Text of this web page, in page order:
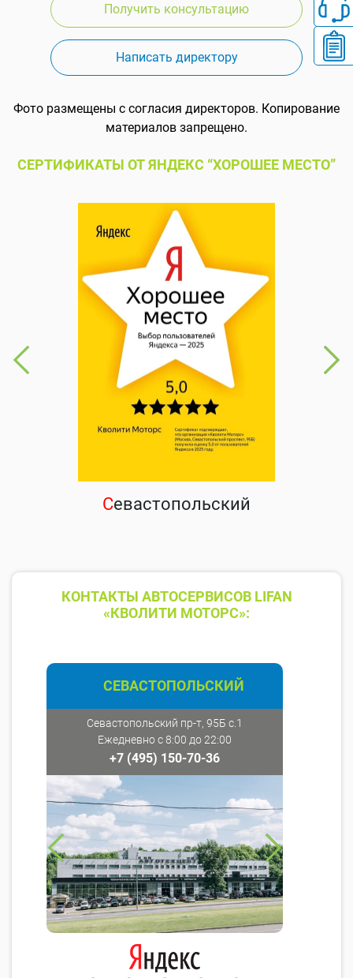
Получить консультацию
Написать директору
Фото размещены с согласия директоров. Копирование
материалов запрещено.
СЕРТИФИКАТЫ ОТ ЯНДЕКС “ХОРОШЕЕ МЕСТО”
Севастопольский
КОНТАКТЫ АВТОСЕРВИСОВ LIFAN
«КВОЛИТИ МОТОРС»:
СЕВАСТОПОЛЬСКИЙ
Севастопольский пр-т, 95Б с.1
Ежедневно с 8:00 до 22:00
+7 (495) 150-70-36